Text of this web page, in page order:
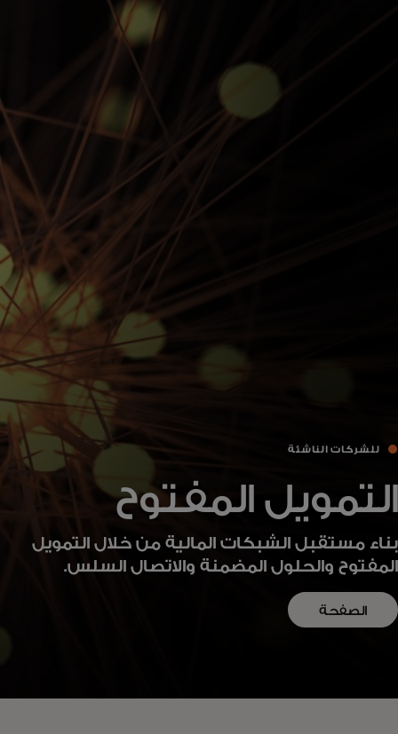
للشركات الناشئة
التمويل المفتوح
بناء مستقبل الشبكات المالية من خلال التمويل
المفتوح والحلول المضمنة والاتصال السلس.
الصفحة